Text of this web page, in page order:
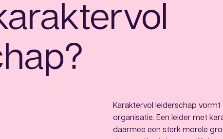
Karaktervol leiderschap vormt
organisatie. Een leider met
daarmee een sterk morele